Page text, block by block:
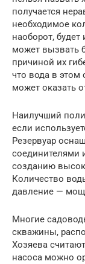
получается
необходимое
наоборот,
может вызвать
причиной их
что вода в этом
может оказать
Наилучший
если
Резервуар
соединителями
созданию
Количество
давление —
Многие
скважины,
Хозяева
насоса можно